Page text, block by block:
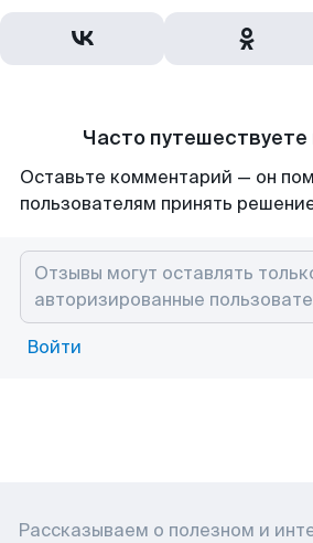
Часто
Оставьте комментарий — он
пользователям принять
Войти
Рассказываем о полезном и